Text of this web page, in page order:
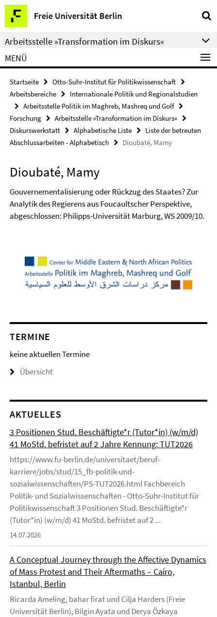
Springe
direkt
zu
Inhalt
Freie Universität Berlin
Service-
Navigation
Arbeitsstelle »Transformation im Diskurs«
MENÜ
Startseite
Otto-Suhr-Institut für Politikwissenschaft
Arbeitsbereiche
Internationale Politik und Regionalstudien
Arbeitsstelle Politik im Maghreb, Mashreq und Golf
Forschung
Arbeitsstelle »Transformation im Diskurs«
Diskurswerkstatt
Alphabetische Liste
Liste der betreuten
Abschlussarbeiten - Alphabetisch
Dioubaté, Mamy
Dioubaté, Mamy
Gouvernementalisierung oder Rückzug des Staates? Zur
Analytik des Regierens aus Foucaultscher Perspektive,
abgeschlossen: Philipps-Universität Marburg, WS 2009/10.
TERMINE
keine aktuellen Termine
Übersicht
AKTUELLES
3 Positionen Stud. Beschäftigte*r (Tutor*in) (w/m/d)
41 MoStd. befristet auf 2 Jahre Kennung: TUT2026
https://www.fu-berlin.de/universitaet/beruf-
karriere/jobs/stud/15_fb-politik-und-
sozialwissenschaften/PS-TUT2026.html Fachbereich
Politik- und Sozialwissenschaften - Otto-Suhr-Institut für
Politikwissenschaft 3 Positionen Stud. Beschäftigte*r
(Tutor*in) (w/m/d) 41 MoStd. befristet auf 2 ...
14.07.2026
A Conceptual Journey through the Affective Dynamics
of Mass Protest and Their Aftermaths – Cairo,
Istanbul, Berlin
Ricarda Ameling, bahar firat und Cilja Harders (Freie
Universität Berlin), Bilgin Ayata und Derya Özkaya